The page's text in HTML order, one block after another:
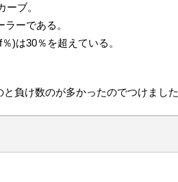
ブ。
ーである。
)は30％を超えている。
負け数のが多かったのでつけました